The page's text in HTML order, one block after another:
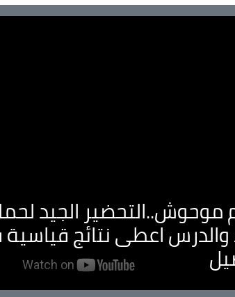
موحوش..التحضير الجيد
والدرس اعطى نتائج